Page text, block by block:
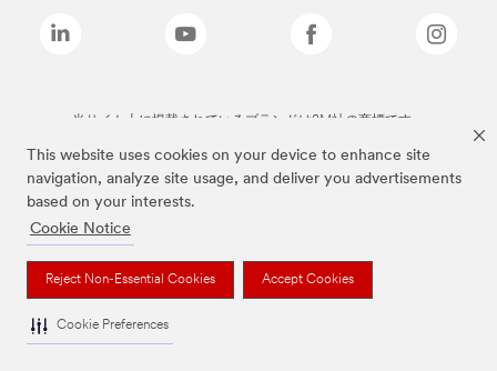
This website uses cookies on your device to enhance site
navigation, analyze site usage, and deliver you advertisements
based on your interests.
Cookie Notice
Reject Non-Essential Cookies Accept Cookies
Cookie Preferences
当サイト上に掲載されているブランドは3M社の商標です。